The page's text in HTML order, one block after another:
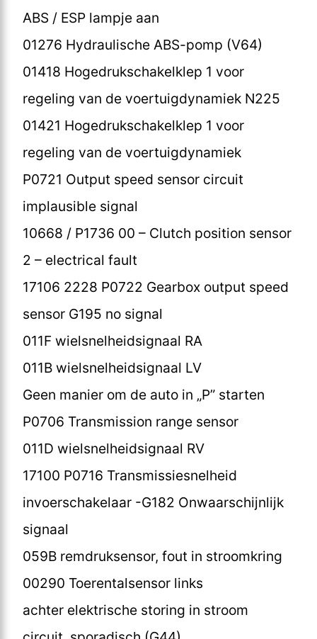
ABS / ESP lampje aan
01276 Hydraulische ABS-pomp (V64)
01418 Hogedrukschakelklep 1 voor
regeling van de voertuigdynamiek N225
01421 Hogedrukschakelklep 1 voor
regeling van de voertuigdynamiek
P0721 Output speed sensor circuit
implausible signal
10668 / P1736 00 – Clutch position sensor
2 – electrical fault
17106 2228 P0722 Gearbox output speed
sensor G195 no signal
011F wielsnelheidsignaal RA
011B wielsnelheidsignaal LV
Geen manier om de auto in „P” starten
P0706 Transmission range sensor
011D wielsnelheidsignaal RV
17100 P0716 Transmissiesnelheid
invoerschakelaar -G182 Onwaarschijnlijk
signaal
059B remdruksensor, fout in stroomkring
00290 Toerentalsensor links
achter elektrische storing in stroom